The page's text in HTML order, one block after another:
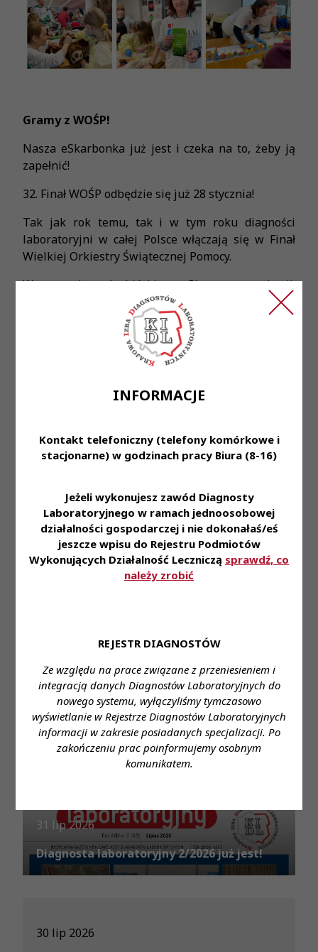
INFORMACJE
Kontakt telefoniczny (telefony komórkowe i
stacjonarne) w godzinach pracy Biura (8-16)
Jeżeli wykonujesz zawód Diagnosty
Laboratoryjnego w ramach jednoosobowej
działalności gospodarczej i nie dokonałaś/eś
jeszcze wpisu do Rejestru Podmiotów
Wykonujących Działalność Leczniczą sprawdź, co
należy zrobić
REJESTR DIAGNOSTÓW
Ze względu na prace związane z przeniesieniem i
integracją danych Diagnostów Laboratoryjnych do
nowego systemu, wyłączyliśmy tymczasowo
wyświetlanie w Rejestrze Diagnostów Laboratoryjnych
informacji w zakresie posiadanych specjalizacji. Po
zakończeniu prac poinformujemy osobnym
komunikatem.
Gramy z WOŚP!
Nasza eSkarbonka już jest i czeka na to, żeby ją
zapełnić!
32. Finał WOŚP odbędzie się już 28 stycznia!
Tak jak rok temu, tak i w tym roku diagności
laboratoryjni w całej Polsce włączają się w Finał
Wielkiej Orkiestry Świątecznej Pomocy.
W tym roku cel zbiórki to: „Płuca po pandemii.
Gramy dla dzieci i dorosłych!”.
W ciągu 31 Finałów WOŚP zebrała już blisko 2
miliardy złotych i kupiła 71,5 tysiąca urządzeń.
dziele! Zachęcamy do dzielenia się dobrem. Środki
całym kraju, usprawniając proces wykrywania i
identyfikacji drobnoustrojów!
LINK DO SKARBONKI
6 sie 2026
Komunikat Prezes KRDL z dnia 6.08.2026
31 lip 2026
Diagnosta laboratoryjny 2/2026 już jest!
30 lip 2026